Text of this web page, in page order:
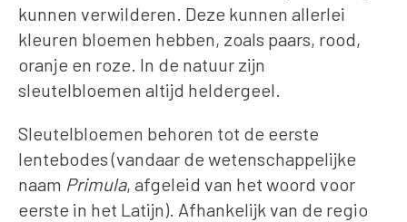
kunnen verwilderen. Deze kunnen allerlei
kleuren bloemen hebben, zoals paars, rood,
oranje en roze. In de natuur zijn
sleutelbloemen altijd heldergeel.
Sleutelbloemen behoren tot de eerste
lentebodes (vandaar de wetenschappelijke
naam Primula, afgeleid van het woord voor
eerste in het Latijn). Afhankelijk van de regio